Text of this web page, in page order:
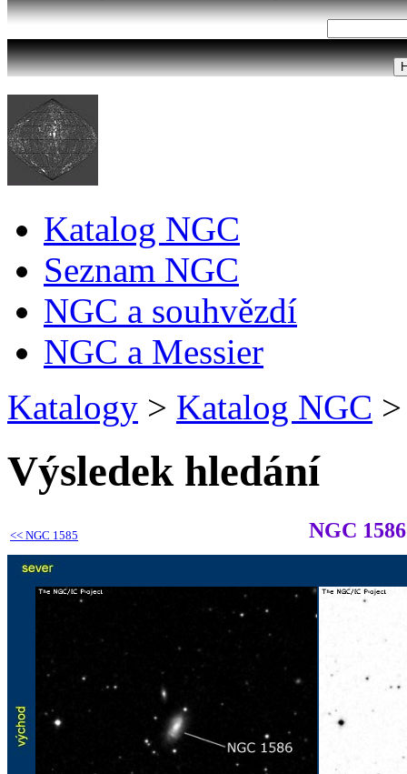
Katalog NGC
Seznam NGC
NGC a souhvězdí
NGC a Messier
Katalogy > Katalog NGC >
Výsledek hledání
<< NGC 1585 NGC 1586